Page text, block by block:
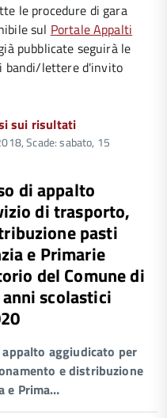
le procedure di gara
sul Portale Appalti
pubblicate seguirà le
bandi/lettere d'invito
sui risultati
Scade: sabato, 15
di appalto
di trasporto,
pasti
e Primarie
del Comune di
scolastici
aggiudicato per
e distribuzione
e Prima…